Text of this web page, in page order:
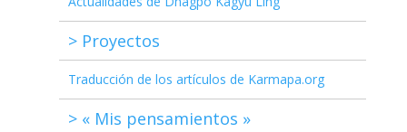
> Proyectos
Traducción de los artículos de Karmapa.org
> « Mis pensamientos »